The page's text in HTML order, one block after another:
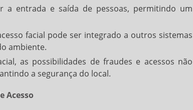
a entrada e saída de pessoas, permitindo um
facial pode ser integrado a outros sistemas
ambiente.
as possibilidades de fraudes e acessos não
a segurança do local.
Acesso